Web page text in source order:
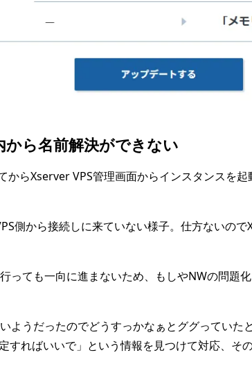
ら名前解決ができない
らXserver VPS管理画面からインスタンスを
側から接続しに来ていない様子。仕方ないの
っても一向に進まないため、もしやNWの問題
ようだったのでどうすっかなぁとググってい
すればいいで」という情報を見つけて対応、そ